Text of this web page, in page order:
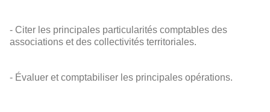
- Citer les principales particularités comptables des
associations et des collectivités territoriales.
- Évaluer et comptabiliser les principales opérations.